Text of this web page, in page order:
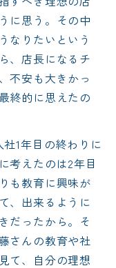
に思う。その中
なりたいという
、店長になるチ
不安も大きかっ
終的に思えたの
1年目の終わりに
考えたのは2年目
も教育に興味が
、出来るように
だったから。そ
さんの教育や社
て、自分の理想